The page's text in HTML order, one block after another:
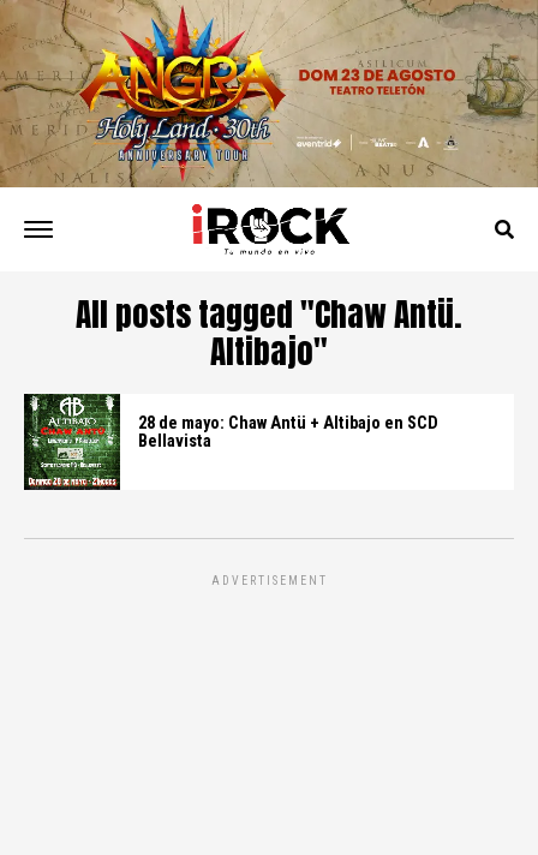
All posts tagged "Chaw Antü.
Altibajo"
28 de mayo: Chaw Antü + Altibajo en SCD
Bellavista
ADVERTISEMENT